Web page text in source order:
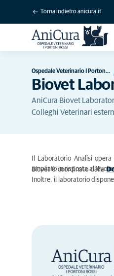
Torna indietro anicura.it
Ospedale Veterinario I Portoni Rossi
Biovet
AniCura Biovet
Colleghi Veterinari
Il Laboratorio Analisi
ampliato in risposta
Biovet è coordinato dalla
Inoltre, il laboratorio